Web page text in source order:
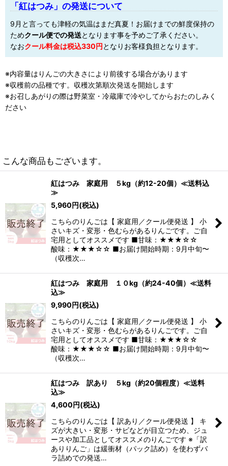
「紅はつみ」の発送について
9月と言っても津軽の気温はまだ真夏！お届けまでの鮮度保持の
ためクール便での発送となります事を予めご了承ください。
なおクール料金は税込330円となりお客様負担となります。
※内容量はりんごの大きさにより前後する場合があります
※収穫前の品種です。収穫次第順次発送を開始します
※お召しあがりの際は野菜室・冷蔵庫で冷やしてからおたのしみく
ださい
こんな商品もございます。
紅はつみ 家庭用 ５kg（約12-20個）≪送料込
≫
5,960円(税込)
こちらのりんごは【 家庭用／クール便発送 】 小
さいキズ・変形・色むらがあるりんごです。ご自
宅用としてオススメです ■甘味：★★★☆☆
酸味：★★★☆☆ ■お届け開始時期：9月中旬〜
（収穫次…
紅はつみ 家庭用 １０kg（約24-40個）≪送料
込≫
9,990円(税込)
こちらのりんごは【 家庭用／クール便発送 】 小
さいキズ・変形・色むらがあるりんごです。ご自
宅用としてオススメです ■甘味：★★★☆☆
酸味：★★★☆☆ ■お届け開始時期：9月中旬〜
（収穫次…
紅はつみ 訳あり ５kg（約20個程度）≪送料
込≫
4,600円(税込)
こちらのりんごは【 訳あり／クール便発送 】 キ
ズが大きい・変形・サビなどが目立つため、ジュ
ースや加工品としてオススメのりんごです ※「訳
ありりんご」は緩衝材（パック詰め）を使わずバ
ラ詰めでの発送…